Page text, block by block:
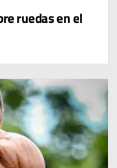
ruedas en el